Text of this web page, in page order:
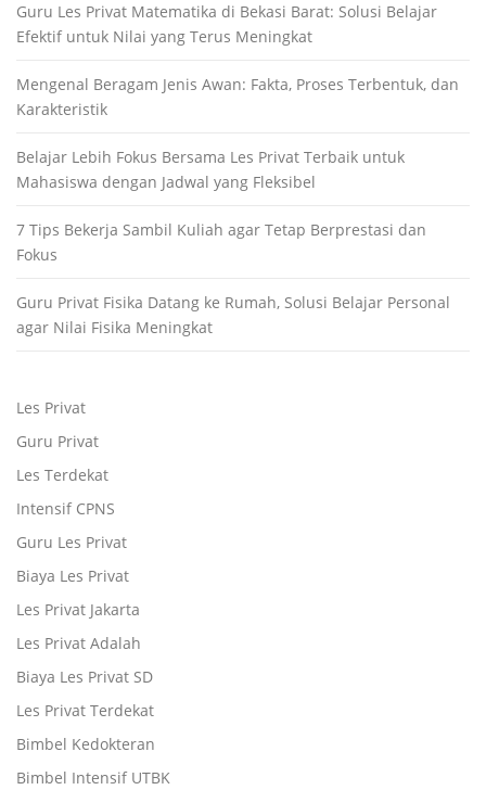
Guru Les Privat Matematika di Bekasi Barat: Solusi Belajar
Efektif untuk Nilai yang Terus Meningkat
Mengenal Beragam Jenis Awan: Fakta, Proses Terbentuk, dan
Karakteristik
Belajar Lebih Fokus Bersama Les Privat Terbaik untuk
Mahasiswa dengan Jadwal yang Fleksibel
7 Tips Bekerja Sambil Kuliah agar Tetap Berprestasi dan
Fokus
Guru Privat Fisika Datang ke Rumah, Solusi Belajar Personal
agar Nilai Fisika Meningkat
Les Privat
Guru Privat
Les Terdekat
Intensif CPNS
Guru Les Privat
Biaya Les Privat
Les Privat Jakarta
Les Privat Adalah
Biaya Les Privat SD
Les Privat Terdekat
Bimbel Kedokteran
Bimbel Intensif UTBK